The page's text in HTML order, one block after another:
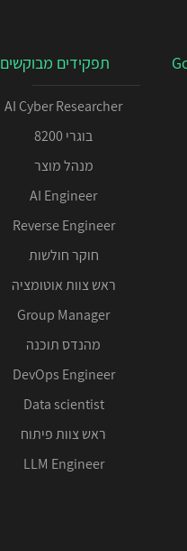
תפקידים מבוקשים
AI Cyber Researcher
בוגרי 8200
מנהל מוצר
AI Engineer
Reverse Engineer
חוקר חולשות
ראש צוות אוטומציה
Group Manager
מהנדס תוכנה
DevOps Engineer
Data scientist
ראש צוות פיתוח
LLM Engineer